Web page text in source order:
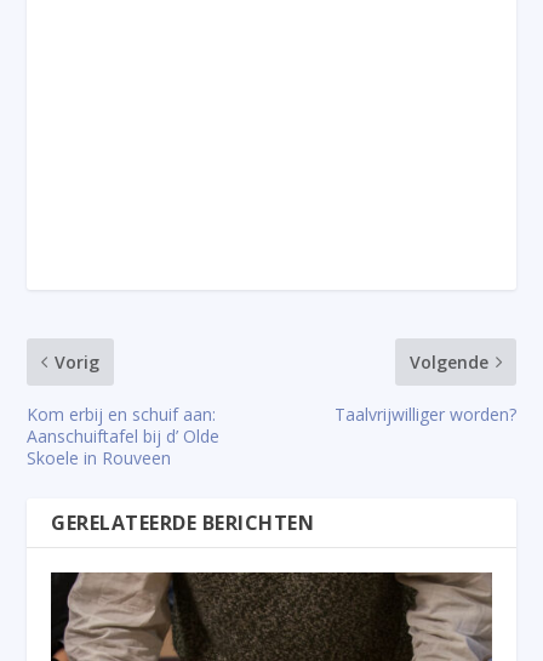
Vorig
Kom erbij en schuif aan:
Aanschuiftafel bij d’ Olde
Skoele in Rouveen
Volgende
Taalvrijwilliger worden?
GERELATEERDE BERICHTEN